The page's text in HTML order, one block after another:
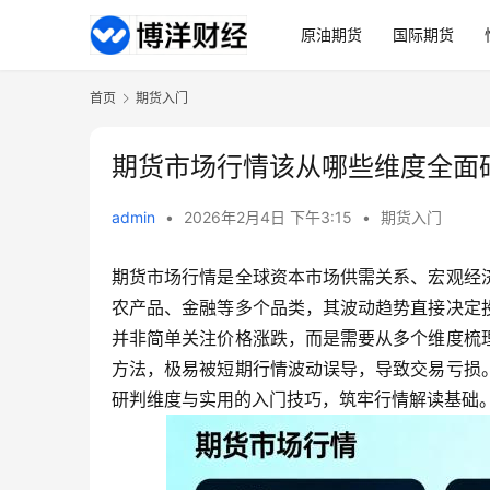
原油期货 国际期货
首页 期货入门
期货市场行情该从哪些维度全
admin • 2026年2月4日 下午3:15 • 期货入门
期货市场行情是全球资本市场供需关系、宏观
农产品、金融等多个品类，其波动趋势直接决
并非简单关注价格涨跌，而是需要从多个维度
方法，极易被短期行情波动误导，导致交易亏
研判维度与实用的入门技巧，筑牢行情解读基础